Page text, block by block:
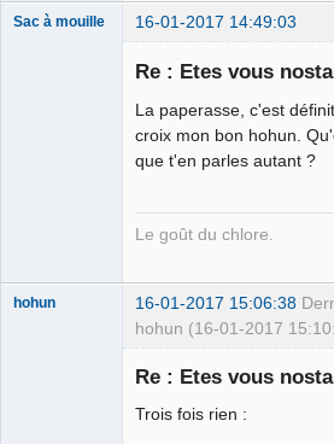
Sac à mouille 16-01-2017 14:49:03
Re : Etes vous
La paperasse, c'est
croix mon bon hohun.
que t'en parles autant ?
Le goût du chlore.
hohun 16-01-2017 15:06:38
hohun (16-01-2017
Re : Etes vous
Trois fois rien :